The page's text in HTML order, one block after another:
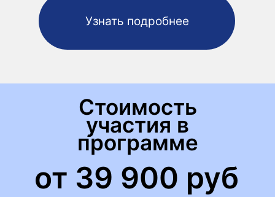
Узнать подробнее
Стоимость
участия в
программе
от 39 900 руб